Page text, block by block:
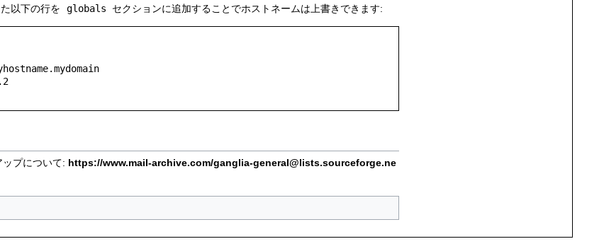
以下の行を globals セクションに追加することでホストネームは上書きできます:
プについて: https://www.mail-archive.com/ganglia-general@lists.sourceforge.ne